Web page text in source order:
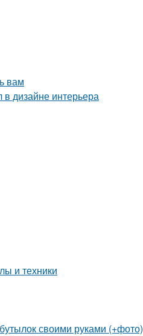
вам
дизайне интерьера
и техники
своими руками (+фото)